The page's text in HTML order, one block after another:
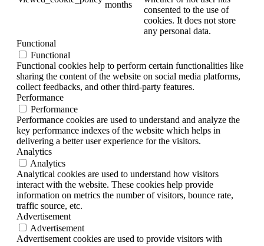
months
consented to the use of
cookies. It does not store
any personal data.
Functional
Functional
Functional cookies help to perform certain functionalities like
sharing the content of the website on social media platforms,
collect feedbacks, and other third-party features.
Performance
Performance
Performance cookies are used to understand and analyze the
key performance indexes of the website which helps in
delivering a better user experience for the visitors.
Analytics
Analytics
Analytical cookies are used to understand how visitors
interact with the website. These cookies help provide
information on metrics the number of visitors, bounce rate,
traffic source, etc.
Advertisement
Advertisement
Advertisement cookies are used to provide visitors with